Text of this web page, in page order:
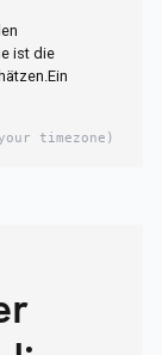
ist die
timezone)